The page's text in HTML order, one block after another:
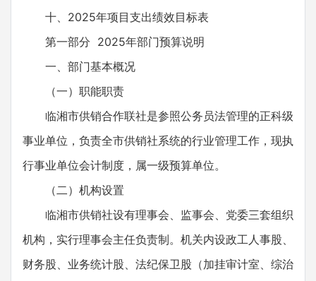
十、2025年项目支出绩效目标表
第一部分 2025年部门预算说明
一、部门基本概况
（一）职能职责
临湘市供销合作联社是参照公务员法管理的正科级
事业单位，负责全市供销社系统的行业管理工作，现执
行事业单位会计制度，属一级预算单位。
（二）机构设置
临湘市供销社设有理事会、监事会、党委三套组织
机构，实行理事会主任负责制。机关内设政工人事股、
财务股、业务统计股、法纪保卫股（加挂审计室、综治